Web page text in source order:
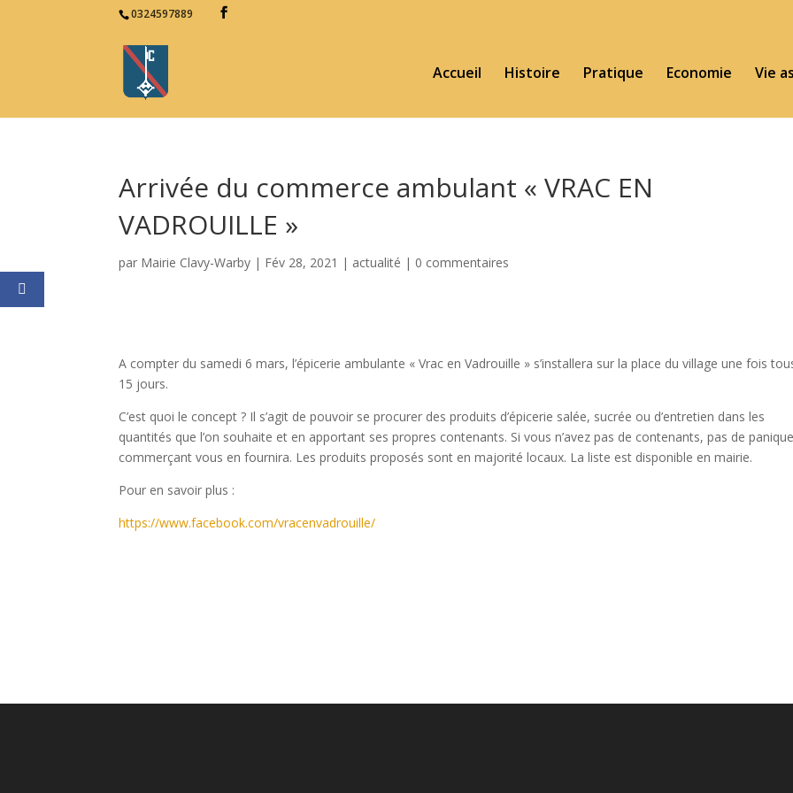
0324597889
Accueil Histoire Pratique Economie Vie
Arrivée du commerce ambulant « VRAC EN
VADROUILLE »
par Mairie Clavy-Warby | Fév 28, 2021 | actualité | 0 commentaires
A compter du samedi 6 mars, l’épicerie ambulante « Vrac en Vadrouille » s’installera sur la place du village une fois
15 jours.
C’est quoi le concept ? Il s’agit de pouvoir se procurer des produits d’épicerie salée, sucrée ou d’entretien dans les
quantités que l’on souhaite et en apportant ses propres contenants. Si vous n’avez pas de contenants, pas de
commerçant vous en fournira. Les produits proposés sont en majorité locaux. La liste est disponible en mairie.
Pour en savoir plus :
https://www.facebook.com/vracenvadrouille/